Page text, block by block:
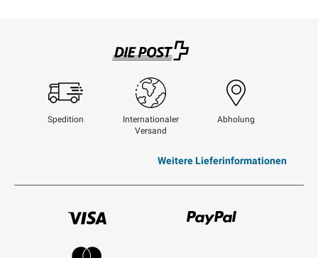
Swisspost
Spedition
Internationaler
Versand
Abholung
Weitere Lieferinformationen